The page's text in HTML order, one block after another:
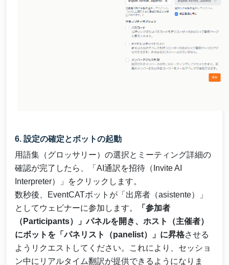
6. 設定の確定とボットの起動
用語集（グロッサリー）の選択とミーティング詳細の
確認が完了したら、「AI通訳を招待（Invite AI
Interpreter）」をクリックします。
数秒後、EventCATボットが「出席者（asistente）」
としてウェビナーに参加します。
「参加者
（Participants）」パネルを開き、ホスト（主催者）
にボットを「パネリスト（panelist）」に昇格させる
ようリクエストしてください。これにより、セッショ
ン中にリアルタイム翻訳が提供できるようになりま